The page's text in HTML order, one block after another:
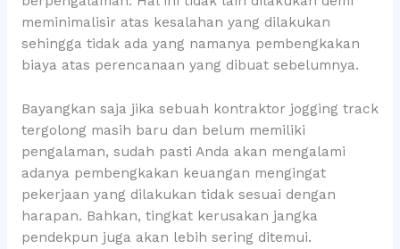
meminimalisir atas kesalahan yang dilakukan
sehingga tidak ada yang namanya pembengkakan
biaya atas perencanaan yang dibuat sebelumnya.
Bayangkan saja jika sebuah kontraktor jogging track
tergolong masih baru dan belum memiliki
pengalaman, sudah pasti Anda akan mengalami
adanya pembengkakan keuangan mengingat
pekerjaan yang dilakukan tidak sesuai dengan
harapan. Bahkan, tingkat kerusakan jangka
pendekpun juga akan lebih sering ditemui.